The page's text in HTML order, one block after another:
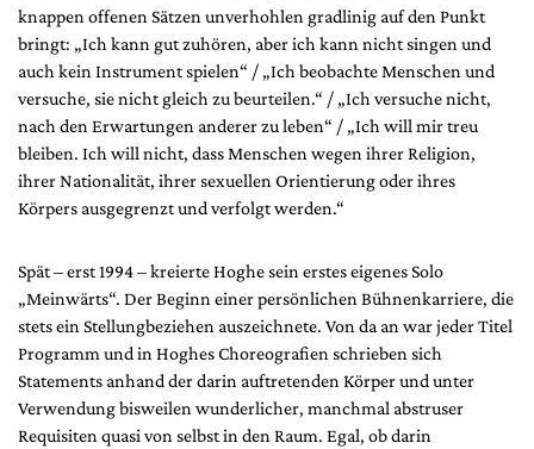
knappen offenen Sätzen unverhohlen gradlinig auf den Punkt
bringt: „Ich kann gut zuhören, aber ich kann nicht singen und
auch kein Instrument spielen“ / „Ich beobachte Menschen und
versuche, sie nicht gleich zu beurteilen.“ / „Ich versuche nicht,
nach den Erwartungen anderer zu leben“ / „Ich will mir treu
bleiben. Ich will nicht, dass Menschen wegen ihrer Religion,
ihrer Nationalität, ihrer sexuellen Orientierung oder ihres
Körpers ausgegrenzt und verfolgt werden.“
Spät – erst 1994 – kreierte Hoghe sein erstes eigenes Solo
„Meinwärts“. Der Beginn einer persönlichen Bühnenkarriere, die
stets ein Stellungbeziehen auszeichnete. Von da an war jeder Titel
Programm und in Hoghes Choreografien schrieben sich
Statements anhand der darin auftretenden Körper und unter
Verwendung bisweilen wunderlicher, manchmal abstruser
Requisiten quasi von selbst in den Raum. Egal, ob darin